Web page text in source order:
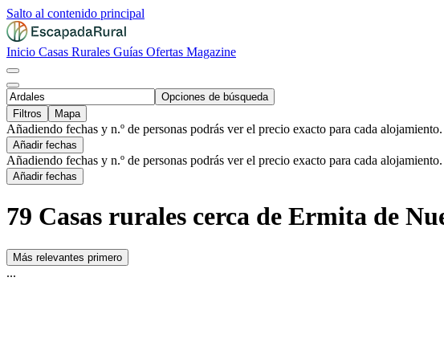
Salto al contenido principal
Inicio Casas Rurales Guías Ofertas Magazine
Opciones de búsqueda
Filtros
Mapa
Añadiendo fechas y n.º de personas podrás ver el precio exacto para cada alojamiento.
Añadir fechas
Añadiendo fechas y n.º de personas podrás ver el precio exacto para cada alojamiento.
Añadir fechas
79 Casas rurales cerca de Ermita de
Más relevantes primero
...